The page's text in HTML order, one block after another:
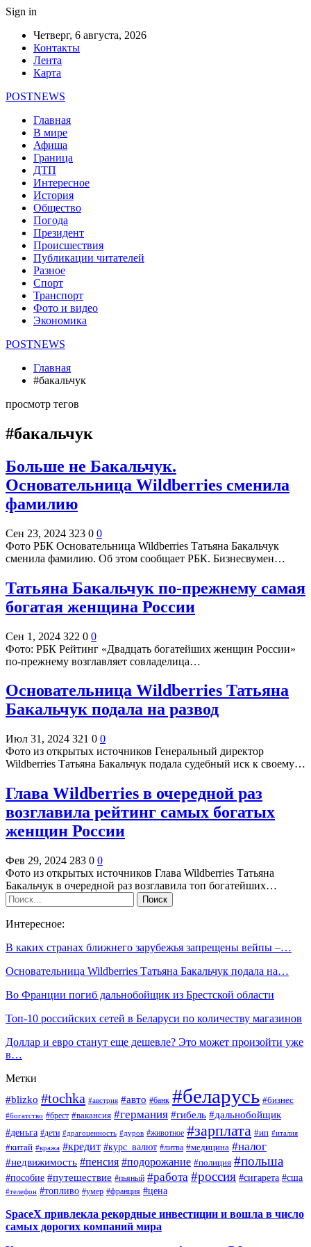
Sign in
Четверг, 6 августа, 2026
Контакты
Лента
Карта
POSTNEWS
Главная
В мире
Афиша
Граница
ДТП
Интересное
История
Общество
Погода
Президент
Происшествия
Публикации читателей
Разное
Спорт
Транспорт
Фото и видео
Экономика
POSTNEWS
Главная
#бакальчук
просмотр тегов
#бакальчук
Больше не Бакальчук.
Основательница Wildberries сменила
фамилию
Сен 23, 2024 323 0 0
Фото РБК Основательница Wildberries Татьяна Бакальчук
сменила фамилию. Об этом сообщает РБК. Бизнесвумен…
Татьяна Бакальчук по-прежнему самая
богатая женщина России
Сен 1, 2024 322 0 0
Фото: РБК Рейтинг «Двадцать богатейших женщин России»
по-прежнему возглавляет совладелица…
Основательница Wildberries Татьяна
Бакальчук подала на развод
Июл 31, 2024 321 0 0
Фото из открытых источников Генеральный директор
Wildberries Татьяна Бакальчук подала судебный иск к своему…
Глава Wildberries в очередной раз
возглавила рейтинг самых богатых
женщин России
Фев 29, 2024 283 0 0
Фото из открытых источников Глава Wildberries Татьяна
Бакальчук в очередной раз возглавила топ богатейших…
Интересное:
В каких странах ближнего зарубежья запрещены вейпы –…
Основательница Wildberries Татьяна Бакальчук подала на…
Во Франции погиб дальнобойщик из Брестской области
Топ-10 российских сетей в Беларуси по количеству магазинов
Доллар и евро станут еще дешевле? Это может произойти уже
в…
Метки
#blizko #tochka #австрия #авто #банк #беларусь #бизнес
#богатство #брест #вакансия #германия #гибель #дальнобойщик
#деньга #дети #драгоценность #дуров #животное #зарплата #ип #италия
#китай #кража #кредит #курс_валют #литва #медицина #налог
#недвижимость #пенсия #подорожание #полиция #польша
#пособие #путешествие #пьяный #работа #россия #сигарета #сша
#телефон #топливо #умер #франция #цена
SpaceX привлекла рекордные инвестиции и вошла в число
самых дорогих компаний мира